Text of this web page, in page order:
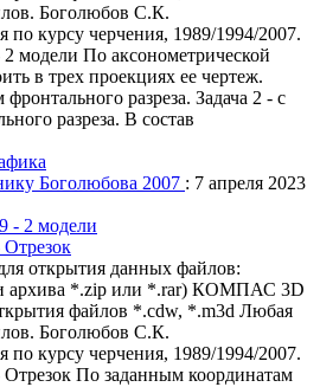
Боголюбов С.К.
по курсу черчения, 1989/1994/2007.
модели По аксонометрической
в трех проекциях ее чертеж.
разреза. Задача 2 - с
разреза. В состав
Боголюбова 2007 : 7 апреля 2023
открытия данных файлов:
архива *.zip или *.rar) КОМПАС 3D
файлов *.cdw, *.m3d Любая
Боголюбов С.К.
по курсу черчения, 1989/1994/2007.
По заданным координатам